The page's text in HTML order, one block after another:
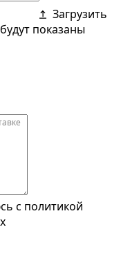
Загрузить
показаны
с политикой